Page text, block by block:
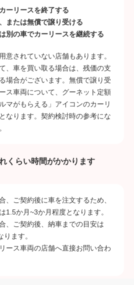
ーリースを終了する
または無償で譲り受ける
別の車でカーリースを継続する
意されていない店舗もあります。
、車を買い取る場合は、残価の支
場合がございます。無償で譲り受
ス車両について、グーネット定額
マがもらえる」アイコンのカーリ
なります。契約検討時の参考にな
くらい時間がかかります
、ご契約後に車を注文するため、
1.5か月~3か月程度となります。
、ご契約後、納車までの目安は
ます。
ース車両の店舗へ直接お問い合わ